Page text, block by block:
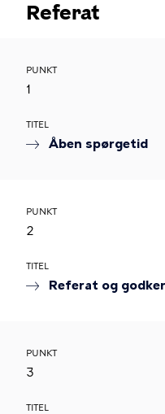
Referat
PUNKT
1
TITEL
Åben spørgetid
PUNKT
2
TITEL
Referat og
PUNKT
3
TITEL